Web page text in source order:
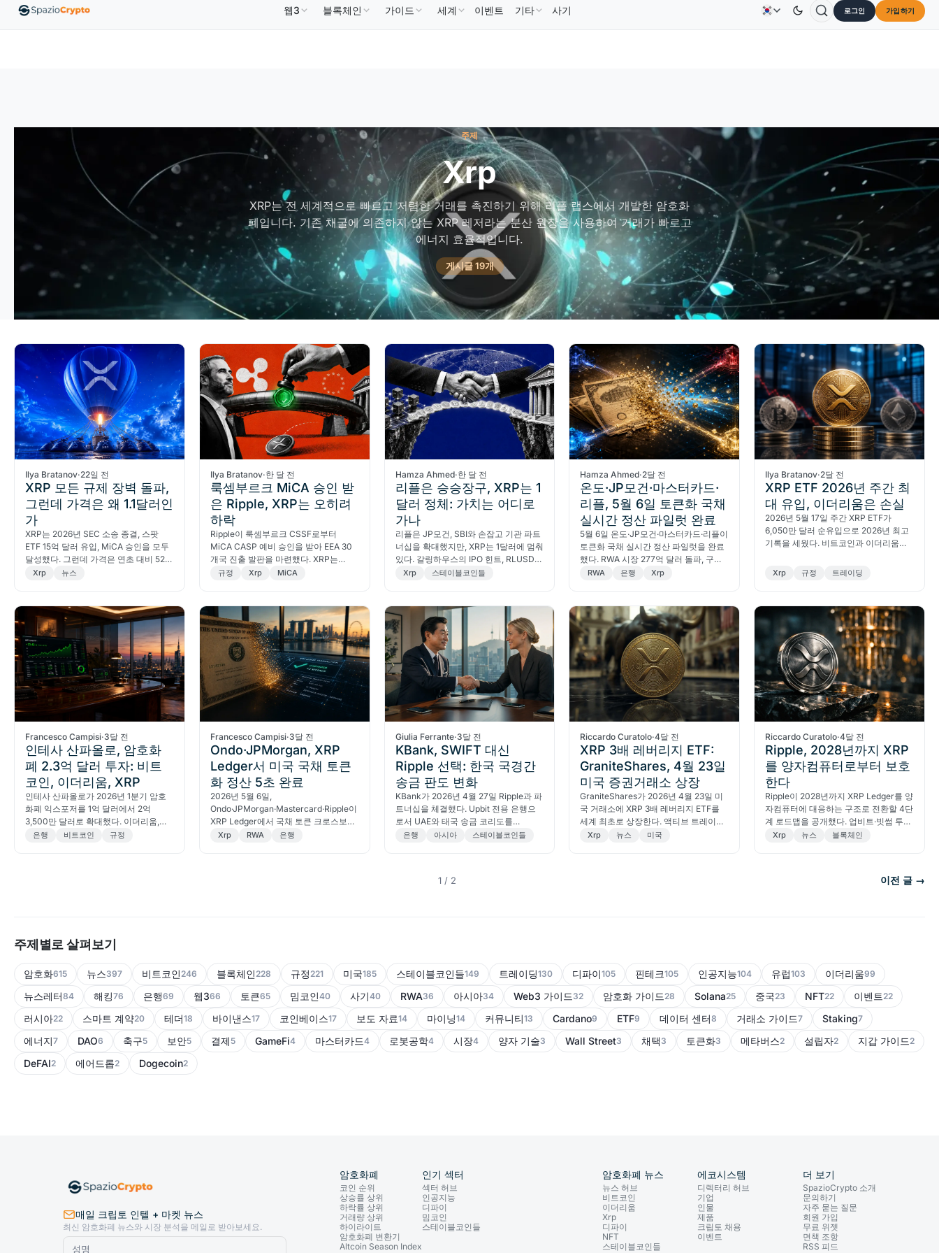
EthereumETHUS$1,880.58 ↑0.00% BNB BNBUS$586.64 ↑2.10% USDC USDCUS$0.9995↑0.00% XRPXRPUS$1.09 TRONTRX US$0.3264 ↓0.30% DogecoinDOGE
문의하기회사 소개
웹3 블록체인 가이드 세계 이벤트 기타 사기 로그인 가입하기
주제
Xrp
XRP는 전 세계적으로 빠르고 저렴한 거래를 촉진하기 위해 리플 랩스에서 개발한 암호화
폐입니다. 기존 채굴에 의존하지 않는 XRP 레저라는 분산 원장을 사용하여 거래가 빠르고
에너지 효율적입니다.
게시글 19개
Ilya Bratanov·22일 전
XRP 모든 규제 장벽 돌파,
그런데 가격은 왜 1.1달러인
가
XRP는 2026년 SEC 소송 종결, 스팟
ETF 15억 달러 유입, MiCA 승인을 모두
달성했다. 그런데 가격은 연초 대비 52%
하락한 1.10달러에 머물고 있다.
Xrp 뉴스
Ilya Bratanov·한 달 전
룩셈부르크 MiCA 승인 받
은 Ripple, XRP는 오히려
하락
Ripple이 룩셈부르크 CSSF로부터
MiCA CASP 예비 승인을 받아 EEA 30
개국 진출 발판을 마련했다. XRP는
2.9% 하락해 기업 승인과 토큰 수요의
규정 Xrp MiCA
Hamza Ahmed·한 달 전
리플은 승승장구, XRP는 1
달러 정체: 가치는 어디로
가나
리플은 JP모건, SBI와 손잡고 기관 파트
너십을 확대했지만, XRP는 1달러에 멈춰
있다. 갈링하우스의 IPO 힌트, RLUSD
가치 흐름, 진짜 촉매를 분석한다.
Xrp 스테이블코인들
Hamza Ahmed·2달 전
온도·JP모건·마스터카드·
리플, 5월 6일 토큰화 국채
실시간 정산 파일럿 완료
5월 6일 온도·JP모건·마스터카드·리플이
토큰화 국채 실시간 정산 파일럿을 완료
했다. RWA 시장 277억 달러 돌파, 구조
적 전환점을 짚는다.
RWA 은행 Xrp
Ilya Bratanov·2달 전
XRP ETF 2026년 주간 최
대 유입, 이더리움은 손실
2026년 5월 17일 주간 XRP ETF가
6,050만 달러 순유입으로 2026년 최고
기록을 세웠다. 비트코인과 이더리움은
핵심 변수다.
Xrp 규정 트레이딩
Francesco Campisi·3달 전
인테사 산파올로, 암호화
폐 2.3억 달러 투자: 비트
코인, 이더리움, XRP
인테사 산파올로가 2026년 1분기 암호
화폐 익스포저를 1억 달러에서 2억
3,500만 달러로 확대했다. 이더리움,
XRP 신규 편입과 9,590만 달러 규모
은행 비트코인 규정
Francesco Campisi·3달 전
Ondo·JPMorgan, XRP
Ledger서 미국 국채 토큰
화 정산 5초 완료
2026년 5월 6일,
Ondo·JPMorgan·Mastercard·Ripple이
XRP Ledger에서 국채 토큰 크로스보더
환매를 5초 만에 완료했다.
Xrp RWA 은행
Giulia Ferrante·3달 전
KBank, SWIFT 대신
Ripple 선택: 한국 국경간
송금 판도 변화
KBank가 2026년 4월 27일 Ripple과 파
트너십을 체결했다. Upbit 전용 은행으
로서 UAE와 태국 송금 코리도를
Palisade SaaS로 테스트한다.
은행 아시아 스테이블코인들
Riccardo Curatolo·4달 전
XRP 3배 레버리지 ETF:
GraniteShares, 4월 23일
미국 증권거래소 상장
GraniteShares가 2026년 4월 23일 미
국 거래소에 XRP 3배 레버리지 ETF를
세계 최초로 상장한다. 액티브 트레이더
라면 반드시 알아야 할 핵심 정보.
Xrp 뉴스 미국
Riccardo Curatolo·4달 전
Ripple, 2028년까지 XRP
를 양자컴퓨터로부터 보호
한다
Ripple이 2028년까지 XRP Ledger를 양
자컴퓨터에 대응하는 구조로 전환할 4단
계 로드맵을 공개했다. 업비트·빗썸 투자
자가 주목해야 할 이유.
Xrp 뉴스 블록체인
1 / 2 이전 글 →
주제별로 살펴보기
암호화615 뉴스397 비트코인246 블록체인228 규정221 미국185 스테이블코인들149 트레이딩130 디파이105 핀테크105 인공지능104 유럽103 이더리움99
뉴스레터84 해킹76 은행69 웹366 토큰65 밈코인40 사기40 RWA36 아시아34 Web3 가이드 32 암호화 가이드28 Solana25 중국23 NFT22 이벤트22
러시아22 스마트 계약20 테더18 바이낸스17 코인베이스17 보도 자료14 마이닝14 커뮤니티13 Cardano9 ETF9 데이터 센터8 거래소 가이드7 Staking7
에너지7 DAO6 축구5 보안5 결제 5 GameFi4 마스터카드4 로봇공학4 시장4 양자 기술3 Wall Street3 채택 3 토큰화3 메타버스2 설립자2 지갑 가이드2
DeFAI2 에어드롭2 Dogecoin2
매일 크립토 인텔 + 마켓 뉴스
최신 암호화폐 뉴스와 시장 분석을 메일로 받아보세요.
암호화폐
코인 순위
상승률 상위
하락률 상위
거래량 상위
하이라이트
암호화폐 변환기
Altcoin Season Index
인기 섹터
섹터 허브
인공지능
디파이
밈코인
스테이블코인들
암호화폐 뉴스
뉴스 허브
비트코인
이더리움
Xrp
디파이
NFT
스테이블코인들
에코시스템
디렉터리 허브
기업
인물
제품
크립토 채용
이벤트
더 보기
SpazioCrypto 소개
문의하기
자주 묻는 질문
회원 가입
무료 위젯
면책 조항
RSS 피드